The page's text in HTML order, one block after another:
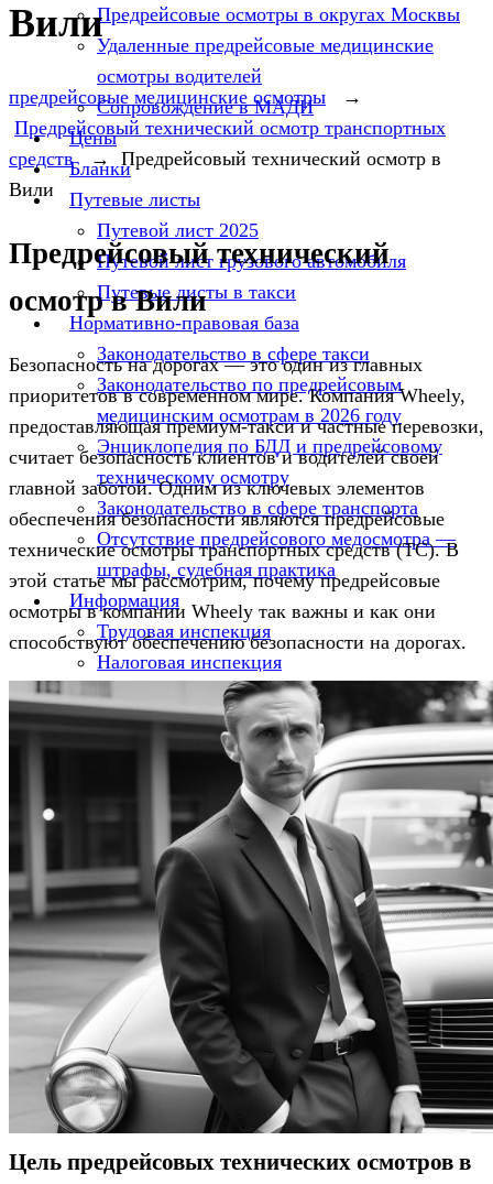
Предрейсовые осмотры в округах Москвы
Удаленные предрейсовые медицинские
осмотры водителей
Сопровождение в МАДИ
Цены
Бланки
Путевые листы
Путевой лист 2025
Путевой лист грузового автомобиля
Путевые листы в такси
Нормативно-правовая база
Законодательство в сфере такси
Законодательство по предрейсовым
медицинским осмотрам в 2026 году
Энциклопедия по БДД и предрейсовому
техническому осмотру
Законодательство в сфере транспорта
Отсутствие предрейсового медосмотра —
штрафы, судебная практика
Информация
Трудовая инспекция
Налоговая инспекция
Транспортная инспекция
Штраф за отсутствие путевого листа в 2026
Новый штамп предрейсового медосмотра
2025г. Приказ Минздрава № 266н от 30 мая
2023г.-скачать полный текст, обзор
Постановление о проверке МАДИ
Публикации
О компании
Контакты
Вили
предрейсовые медицинские осмотры
→
Предрейсовый технический осмотр транспортных
средств→ Предрейсовый технический осмотр в
Вили
Предрейсовый технический
осмотр в Вили
Безопасность на дорогах — это один из главных
приоритетов в современном мире. Компания Wheely,
предоставляющая премиум-такси и частные перевозки,
считает безопасность клиентов и водителей своей
главной заботой. Одним из ключевых элементов
обеспечения безопасности являются предрейсовые
технические осмотры транспортных средств (ТС). В
этой статье мы рассмотрим, почему предрейсовые
осмотры в компании Wheely так важны и как они
способствуют обеспечению безопасности на дорогах.
Цель предрейсовых технических осмотров в